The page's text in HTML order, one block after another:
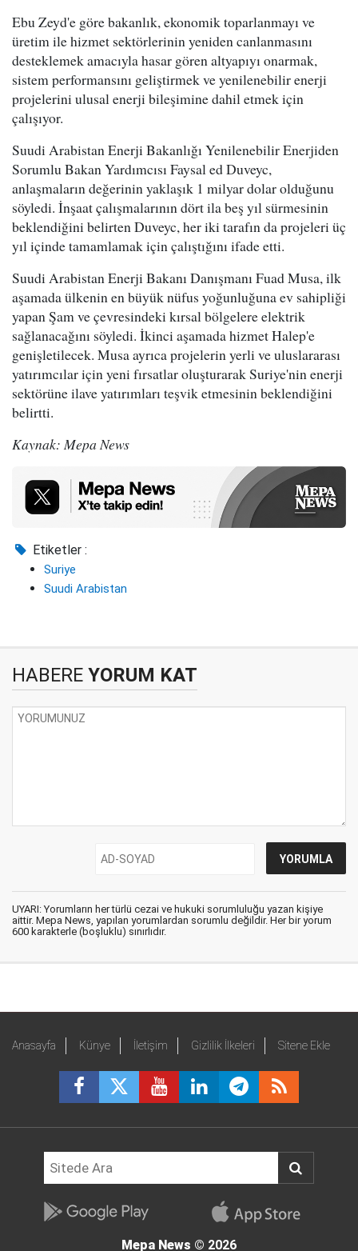
Ebu Zeyd'e göre bakanlık, ekonomik toparlanmayı ve
üretim ile hizmet sektörlerinin yeniden canlanmasını
desteklemek amacıyla hasar gören altyapıyı onarmak,
sistem performansını geliştirmek ve yenilenebilir enerji
projelerini ulusal enerji bileşimine dahil etmek için
çalışıyor.
Suudi Arabistan Enerji Bakanlığı Yenilenebilir Enerjiden
Sorumlu Bakan Yardımcısı Faysal ed Duveyc,
anlaşmaların değerinin yaklaşık 1 milyar dolar olduğunu
söyledi. İnşaat çalışmalarının dört ila beş yıl sürmesinin
beklendiğini belirten Duveyc, her iki tarafın da projeleri üç
yıl içinde tamamlamak için çalıştığını ifade etti.
Suudi Arabistan Enerji Bakanı Danışmanı Fuad Musa, ilk
aşamada ülkenin en büyük nüfus yoğunluğuna ev sahipliği
yapan Şam ve çevresindeki kırsal bölgelere elektrik
sağlanacağını söyledi. İkinci aşamada hizmet Halep'e
genişletilecek. Musa ayrıca projelerin yerli ve uluslararası
yatırımcılar için yeni fırsatlar oluşturarak Suriye'nin enerji
sektörüne ilave yatırımları teşvik etmesinin beklendiğini
belirtti.
Kaynak: Mepa News
Etiketler :
Suriye
Suudi Arabistan
HABERE YORUM KAT
UYARI: Yorumların her türlü cezai ve hukuki sorumluluğu yazan kişiye
aittir. Mepa News, yapılan yorumlardan sorumlu değildir. Her bir yorum
600 karakterle (boşluklu) sınırlıdır.
Anasayfa Künye İletişim Gizlilik İlkeleri Sitene Ekle
Mepa News © 2026